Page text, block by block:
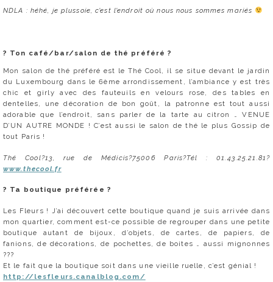
NDLA : héhé, je plussoie, c’est l’endroit où nous nous sommes mariés
? Ton café/bar/salon de thé préféré ?
Mon salon de thé préféré est le Thé Cool, il se situe devant le jardin
du Luxembourg dans le 6ème arrondissement, l’ambiance y est très
chic et girly avec des fauteuils en velours rose, des tables en
dentelles, une décoration de bon goût, la patronne est tout aussi
adorable que l’endroit, sans parler de la tarte au citron … VENUE
D’UN AUTRE MONDE ! C’est aussi le salon de thé le plus Gossip de
tout Paris !
Thé Cool?13, rue de Médicis?75006 Paris?Tél : 01.43.25.21.81?
www.thecool.fr
? Ta boutique préférée ?
Les Fleurs ! J’ai découvert cette boutique quand je suis arrivée dans
mon quartier, comment est-ce possible de regrouper dans une petite
boutique autant de bijoux, d’objets, de cartes, de papiers, de
fanions, de décorations, de pochettes, de boites … aussi mignonnes
???
Et le fait que la boutique soit dans une vieille ruelle, c’est génial !
http://lesfleurs.canalblog.com/